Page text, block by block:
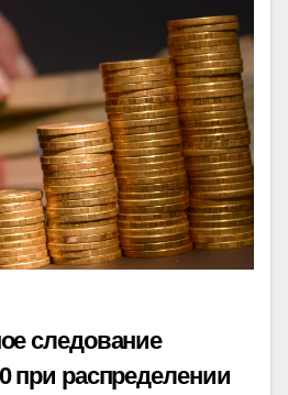
следование
при распределении